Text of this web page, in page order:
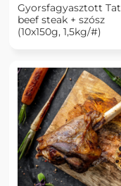
Gyorsfagyasztott
beef steak + szósz
(10x150g, 1,5kg/#)